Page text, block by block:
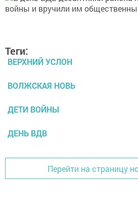
Теги:
ВЕРХНИЙ УСЛОН
ВОЛЖСКАЯ НОВЬ
ДЕТИ ВОЙНЫ
ДЕНЬ ВДВ
Перейти на страницу